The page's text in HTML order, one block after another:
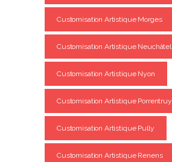
Customisation Artistique Morges
Customisation Artistique Neuchâtel
Customisation Artistique Nyon
Customisation Artistique Porrentruy
Customisation Artistique Pully
Customisation Artistique Renens